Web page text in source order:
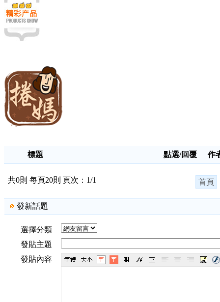
標題 作
點選/回覆
共0則 每頁20則 頁次：1/1 首頁
發新話題
選擇分類
發貼主題
發貼內容